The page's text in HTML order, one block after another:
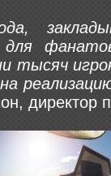
для
тысяч
директор